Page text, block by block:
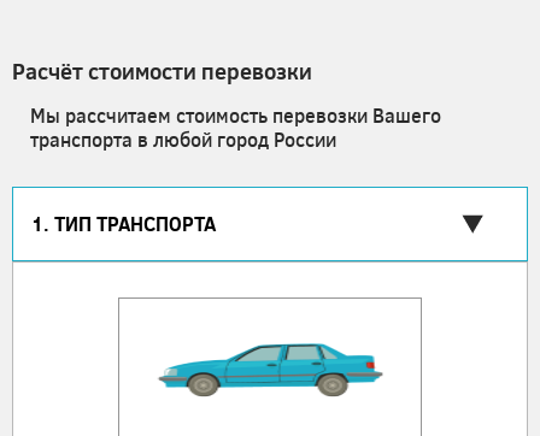
Расчёт стоимости перевозки
Мы рассчитаем стоимость перевозки Вашего
транспорта в любой город России
1. ТИП ТРАНСПОРТА